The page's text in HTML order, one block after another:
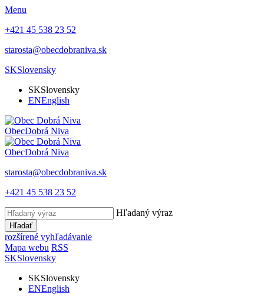
Menu
+421 45 538 23 52
starosta@obecdobraniva.sk
SKSlovensky
SKSlovensky
ENEnglish
ObecDobrá Niva
ObecDobrá Niva
starosta@obecdobraniva.sk
+421 45 538 23 52
Hľadaný výraz
Hľadať
rozšírené vyhľadávanie
Mapa webu RSS
SKSlovensky
SKSlovensky
ENEnglish